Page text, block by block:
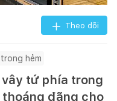
Theo dõi
trong hẻm
vây tứ phía trong
đãng cho